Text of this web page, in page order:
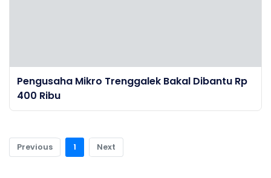
Pengusaha Mikro Trenggalek Bakal Dibantu Rp
400 Ribu
Previous 1 Next